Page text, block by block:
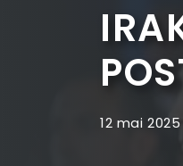
12 mai 2025